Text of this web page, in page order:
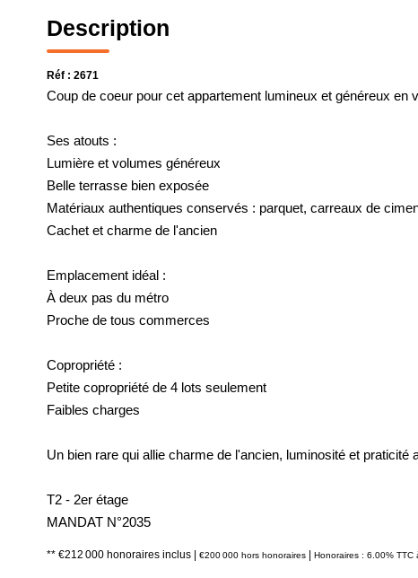
Description
Réf : 2671
Coup de coeur pour cet appartement lumineux et généreux en
Ses atouts :
Lumière et volumes généreux
Belle terrasse bien exposée
Matériaux authentiques conservés : parquet, carreaux de
Cachet et charme de l'ancien
Emplacement idéal :
À deux pas du métro
Proche de tous commerces
Copropriété :
Petite copropriété de 4 lots seulement
Faibles charges
Un bien rare qui allie charme de l'ancien, luminosité et praticité
T2 - 2er étage
MANDAT N°2035
** €212 000 honoraires inclus €200 000 hors honoraires Honoraires : 6.00%